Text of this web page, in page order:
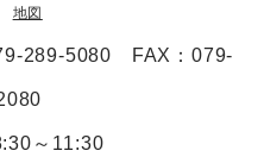
地図
289-5080 FAX：079-
～11:30